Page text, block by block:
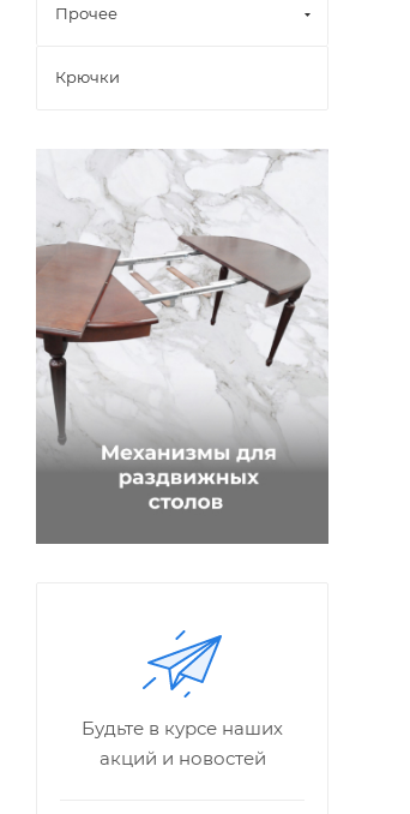
Прочее
Крючки
Будьте в курсе наших
акций и новостей